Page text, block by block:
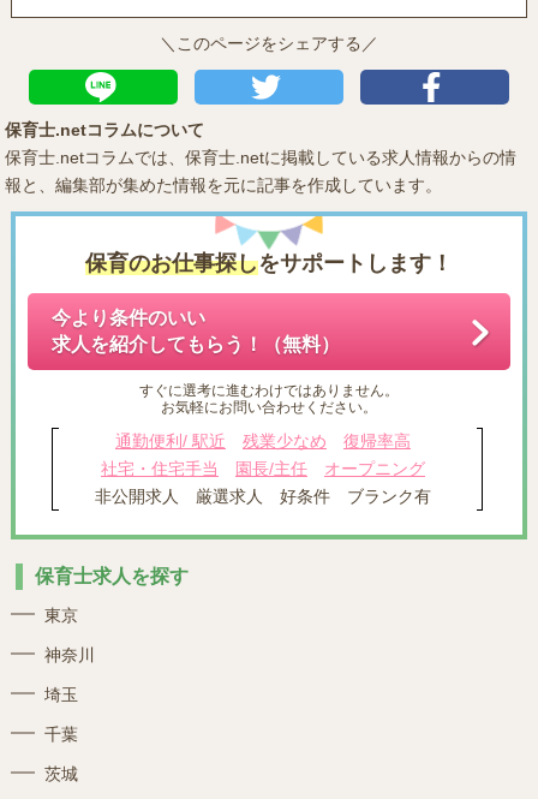
＼このページをシェアする／
保育士.netコラムについて
保育士.netコラムでは、保育士.netに掲載している求人情報からの情
報と、編集部が集めた情報を元に記事を作成しています。
保育のお仕事探しをサポートします！
今より条件のいい
求人を紹介してもらう！（無料）
すぐに選考に進むわけではありません。
お気軽にお問い合わせください。
通勤便利/ 駅近 残業少なめ
復帰率高
社宅・住宅手当
園長/主任
オープニング
非公開求人
厳選求人 好条件 ブランク有
保育士求人を探す
東京
神奈川
埼玉
千葉
茨城